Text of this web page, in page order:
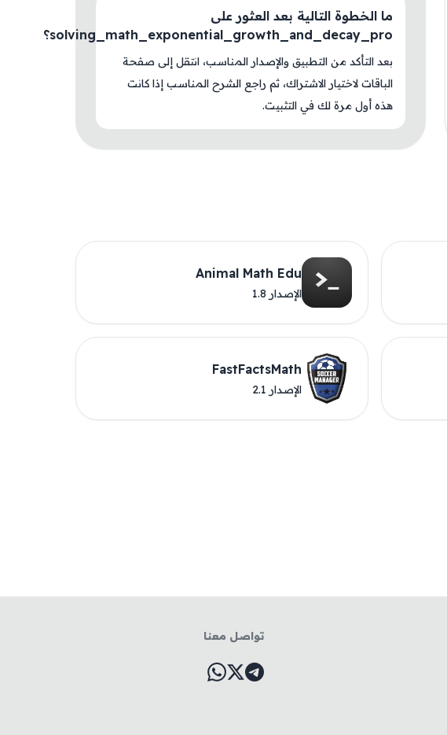
ما الخطوة التالية بعد العثور على
solving_math_exponential_growth_and_decay_pro؟
بعد التأكد من التطبيق والإصدار المناسب، انتقل إلى صفحة
الباقات لاختيار الاشتراك، ثم راجع الشرح المناسب إذا كانت
هذه أول مرة لك في التثبيت.
Animal Math Edu
الإصدار 1.8
FastFactsMath
الإصدار 2.1
تواصل معنا